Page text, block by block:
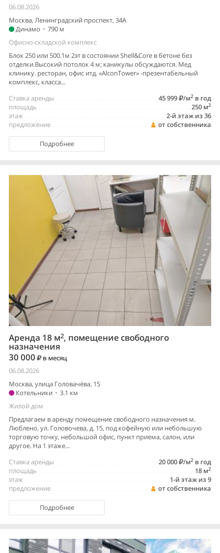
06.08.2026
Москва, Ленинградский проспект, 34А
Динамо • 790 м
Офисно-складской комплекс
Блок 250 или 500.1м 2эт в состоянии Shell&Core в бетоне без
отделки.Высокий потолок 4 м; каникулы обсуждаются. Мед
клинику. ресторан, офис итд. «AlconTower» -презентабельный
комплекс, класса...
45 999
/м2 в год
Ставка аренды
250 м2
площадь
2-й этаж из 36
этаж
от собственника
предложение
Подробнее
Аренда 18 м2, помещение свободного
назначения
30 000
в месяц
06.08.2026
Москва, улица Головачёва, 15
Котельники • 3.1 км
Жилой дом
Предлагаем в аренду помещение свободного назначения м.
Люблено, ул. Головочева, д. 15, под кофейную или небольшую
торговую точку, небольшой офис, пункт приема, салон, или
другое. На 1 этаже...
20 000
/м2 в год
Ставка аренды
18 м2
площадь
1-й этаж из 9
этаж
от собственника
предложение
Подробнее